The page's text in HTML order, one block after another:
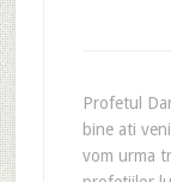
Profetul
bine ati
vom urma